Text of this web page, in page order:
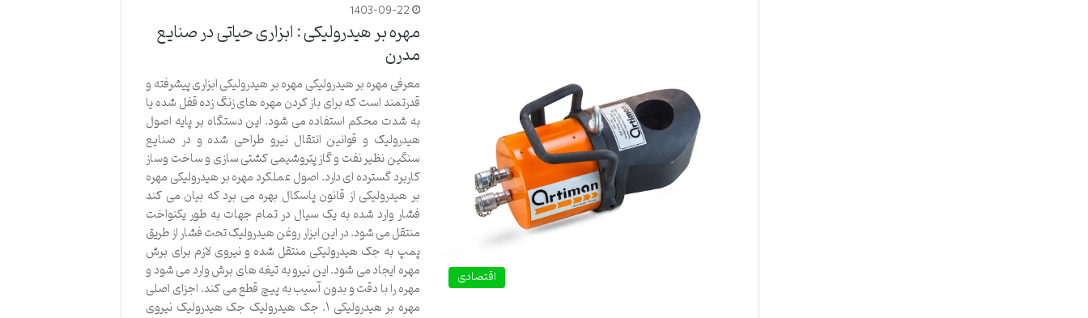
اقتصادی
1403-09-22
مهره بر هیدرولیکی : ابزاری حیاتی در صنایع
مدرن
معرفی مهره بر هیدرولیکی مهره بر هیدرولیکی ابزاری پیشرفته و
قدرتمند است که برای باز کردن مهره های زنگ زده قفل شده یا
به شدت محکم استفاده می شود. این دستگاه بر پایه اصول
هیدرولیک و قوانین انتقال نیرو طراحی شده و در صنایع
سنگین نظیر نفت و گاز پتروشیمی کشتی سازی و ساخت وساز
کاربرد گسترده ای دارد. اصول عملکرد مهره بر هیدرولیکی مهره
بر هیدرولیکی از قانون پاسکال بهره می برد که بیان می کند
فشار وارد شده به یک سیال در تمام جهات به طور یکنواخت
منتقل می شود. در این ابزار روغن هیدرولیک تحت فشار از طریق
پمپ به جک هیدرولیکی منتقل شده و نیروی لازم برای برش
مهره ایجاد می شود. این نیرو به تیغه های برش وارد می شود و
مهره را با دقت و بدون آسیب به پیچ قطع می کند. اجزای اصلی
مهره بر هیدرولیکی ۱. جک هیدرولیک جک هیدرولیک نیروی